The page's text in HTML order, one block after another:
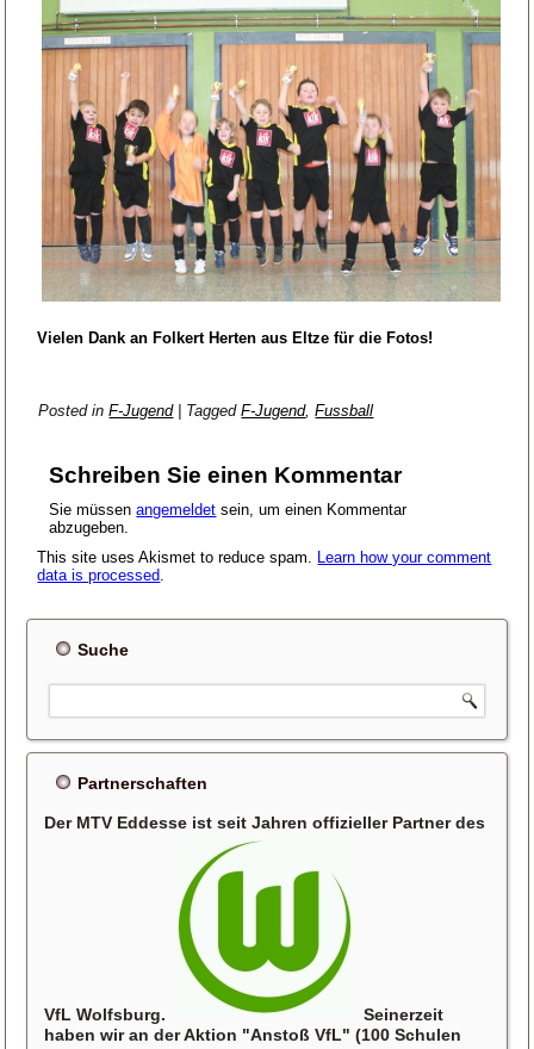
Vielen Dank an Folkert Herten aus Eltze für die Fotos!
Posted in F-Jugend| Tagged F-Jugend,Fussball
Schreiben Sie einen Kommentar
Sie müssenangemeldet sein, um einen Kommentar
abzugeben.
This site uses Akismet to reduce spam. Learn how your comment
data is processed
Suche
Partnerschaften
Der MTV Eddesse ist seit Jahren offizieller Partner des
VfL Wolfsburg.
Seinerzeit
haben wir an der Aktion "Anstoß VfL" (100 Schulen